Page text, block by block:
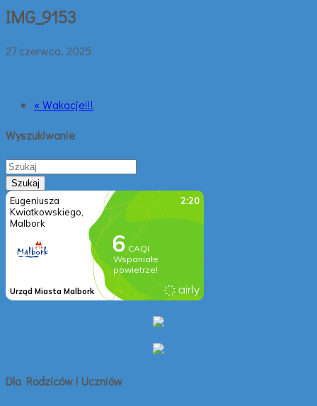
IMG_9153
27 czerwca, 2025
« Wakacje!!!
Wyszukiwanie
Dla Rodziców i Uczniów